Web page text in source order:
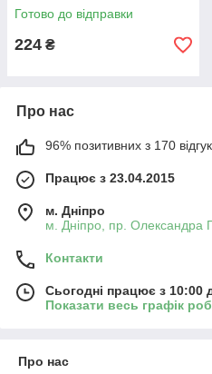
Готово до відправки
224 ₴
Про нас
96% позитивних з 170
Працює з 23.04.2015
м. Дніпро
м. Дніпро, пр. Олександра
Контакти
Сьогодні працює з 10:00
Показати весь графік
Про нас